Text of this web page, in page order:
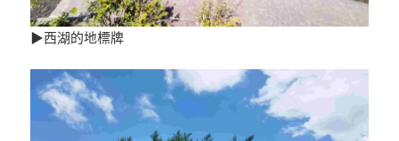
▶西湖的地標牌